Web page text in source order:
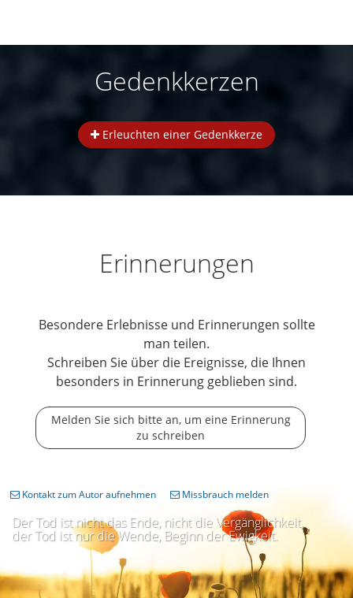
Gedenkkerzen
Erleuchten einer Gedenkkerze
Erinnerungen
Besondere Erlebnisse und Erinnerungen sollte
man teilen.
Schreiben Sie über die Ereignisse, die Ihnen
besonders in Erinnerung geblieben sind.
Melden Sie sich bitte an, um eine Erinnerung
zu schreiben
Der Tod ist nicht das Ende, nicht die Vergänglichkeit,
der Tod ist nur die Wende, Beginn der Ewigkeit.
Kontakt zum Autor aufnehmen Missbrauch melden